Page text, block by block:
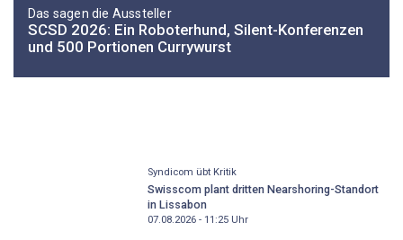
Das sagen die Aussteller
SCSD 2026: Ein Roboterhund, Silent-Konferenzen
und 500 Portionen Currywurst
Syndicom übt Kritik
Swisscom plant dritten Nearshoring-Standort
in Lissabon
07.08.2026 - 11:25Uhr